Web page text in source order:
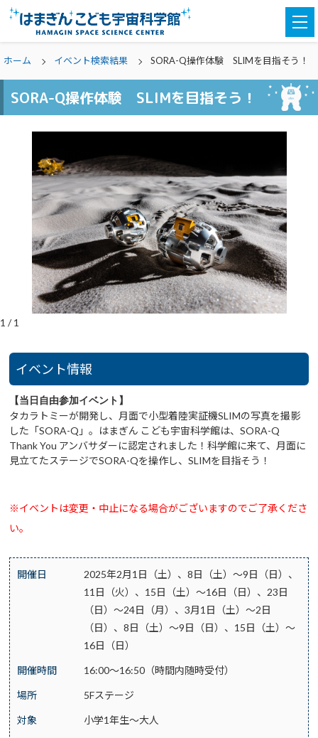
ホーム イベント検索結果 SORA-Q操作体験 SLIMを目指そう！
SORA-Q操作体験 SLIMを目指そう！
1 /1
イベント情報
【当日自由参加イベント】
タカラトミーが開発し、月面で小型着陸実証機SLIMの写真を撮影
した「SORA-Q」。はまぎん こども宇宙科学館は、SORA-Q
Thank You アンバサダーに認定されました！科学館に来て、月面に
見立てたステージでSORA-Qを操作し、SLIMを目指そう！
※イベントは変更・中止になる場合がございますのでご了承くださ
い。
開催日
2025年2月1日（土）、8日（土）～9日（日）、
11日（火）、15日（土）～16日（日）、23日
（日）～24日（月）、3月1日（土）～2日
（日）、8日（土）～9日（日）、15日（土）～
16日（日）
開催時間 16:00～16:50（時間内随時受付）
場所 5Fステージ
対象 小学1年生～大人